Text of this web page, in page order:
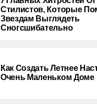
Стилистов, Которые
Звездам Выглядеть
Сногсшибательно
Как Создать Летнее
Очень Маленьком Доме